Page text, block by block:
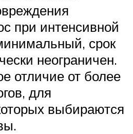
при интенсивной
срок
неограничен.
отличие от более
для
выбираются